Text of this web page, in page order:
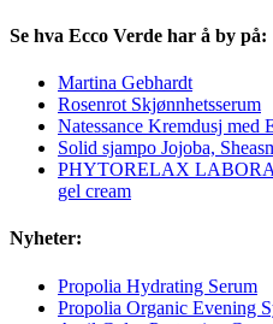
Se hva Ecco Verde har å by på:
Martina Gebhardt
Rosenrot Skjønnhetsserum
Natessance Kremdusj med
Solid sjampo Jojoba,
PHYTORELAX
gel cream
Nyheter:
Propolia Hydrating Serum
Propolia Organic Evening